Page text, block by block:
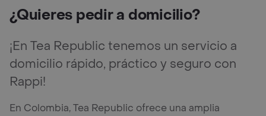
¿Quieres pedir a domicilio?
¡En Tea Republic tenemos un servicio a
domicilio rápido, práctico y seguro con
Rappi!
En Colombia, Tea Republic ofrece una amplia